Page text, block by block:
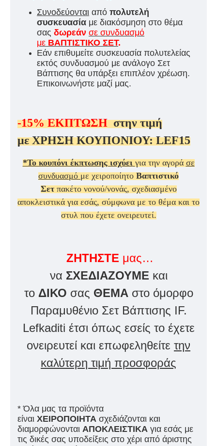
Συνοδεύονται από πολυτελή
συσκευασία με διακόσμηση στο θέμα
σας δωρεάν σε συνδυασμό
με ΒΑΠΤΙΣΤΙΚΟ ΣΕΤ.
Εάν επιθυμείτε συσκευασία πολυτελείας
εκτός συνδυασμού με ανάλογο Σετ
Βάπτισης θα υπάρξει επιπλέον χρέωση.
Επικοινωνήστε μαζί μας.
-15%ΕΚΠΤΩΣΗ στην τιμή
μεΧΡΗΣΗ ΚΟΥΠΟΝΙΟΥ: LEF15
*Το κουπόνι έκπτωσης ισχύει για την αγοράσε
συνδυασμόμε χειροποίητοΒαπτιστικό
Σετπακέτο νονού/νονάς, σχεδιασμένο
αποκλειστικά για εσάς, σύμφωνα με το θέμα και το
στυλ που έχετε ονειρευτεί.
ΖΗΤΗΣΤΕ μας…
να ΣΧΕΔΙΑΖΟΥΜΕ και
το ΔΙΚΟ σας ΘΕΜΑστο όμορφο
Παραμυθένιο Σετ Βάπτισης IF.
Lefkaditi έτσι όπως εσείς το έχετε
ονειρευτεί και επωφεληθείτε την
καλύτερη τιμή προσφοράς
* Όλα μας τα προϊόντα
είναι ΧΕΙΡΟΠΟΙΗΤΑ σχεδιάζονται και
διαμορφώνονται ΑΠΟΚΛΕΙΣΤΙΚΑ για εσάς με
τις δικές σας υποδείξεις στο χέρι από άριστης